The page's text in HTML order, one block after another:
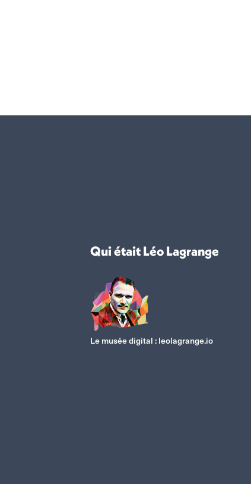
Qui était Léo Lagrange
Le musée digital : leolagrange.io